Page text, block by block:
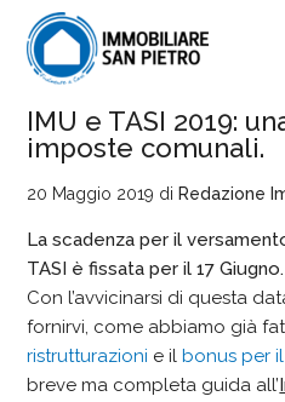
IMU e TASI 2019:
imposte comunali.
20 Maggio 2019 di Redazione
La scadenza per il
TASI è fissata per il 17 Giugno.
Con l’avvicinarsi di questa
fornirvi, come abbiamo già
ristrutturazioni e ilbonus per
breve ma completa guida all’